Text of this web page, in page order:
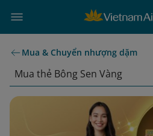
Mua & Chuyển nhượng dặm
Mua thẻ Bông Sen Vàng